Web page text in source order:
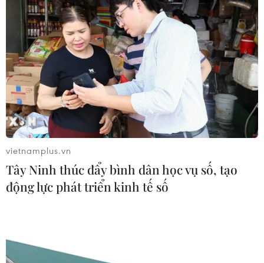
vietnamplus.vn
Tây Ninh thúc đẩy bình dân học vụ số, tạo
động lực phát triển kinh tế số